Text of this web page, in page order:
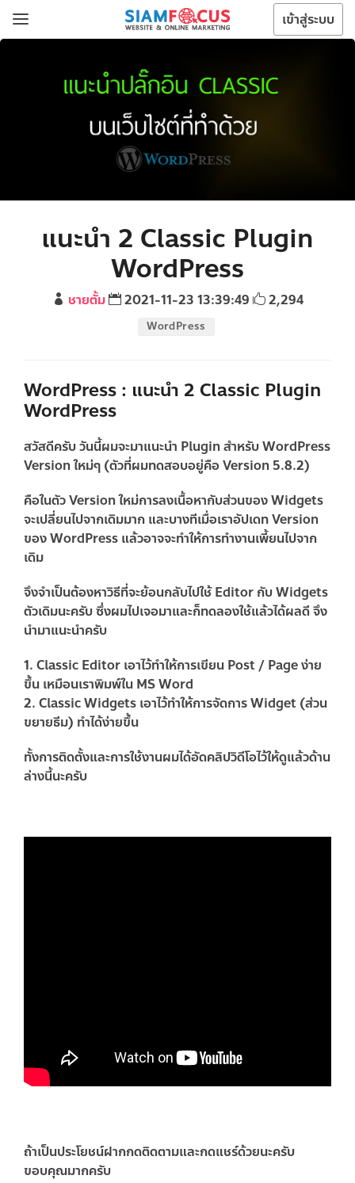
เข้าสู่ระบบ
แนะนำ 2 Classic Plugin
WordPress
ชายตั้ม 2021-11-23 13:39:49 2,294
WordPress
WordPress : แนะนำ 2 Classic Plugin
WordPress
สวัสดีครับ วันนี้ผมจะมาแนะนำ Plugin สำหรับ WordPress
Version ใหม่ๆ (ตัวที่ผมทดสอบอยู่คือ Version 5.8.2)
คือในตัว Version ใหม่การลงเนื้อหากับส่วนของ Widgets
จะเปลี่ยนไปจากเดิมมาก และบางทีเมื่อเราอัปเดท Version
ของ WordPress แล้วอาจจะทำให้การทำงานเพี้ยนไปจาก
เดิม
จึงจำเป็นต้องหาวิธีที่จะย้อนกลับไปใช้ Editor กับ Widgets
ตัวเดิมนะครับ ซึ่งผมไปเจอมาและก็ทดลองใช้แล้วได้ผลดี จึง
นำมาแนะนำครับ
1. Classic Editor เอาไว้ทำให้การเขียน Post / Page ง่าย
ขึ้น เหมือนเราพิมพ์ใน MS Word
2. Classic Widgets เอาไว้ทำให้การจัดการ Widget (ส่วน
ขยายธีม) ทำได้ง่ายขึ้น
ทั้งการติดตั้งและการใช้งานผมได้อัดคลิปวิดีโอไว้ให้ดูแล้วด้าน
ล่างนี้นะครับ
ถ้าเป็นประโยชน์ฝากกดติดตามและกดแชร์ด้วยนะครับ
ขอบคุณมากครับ